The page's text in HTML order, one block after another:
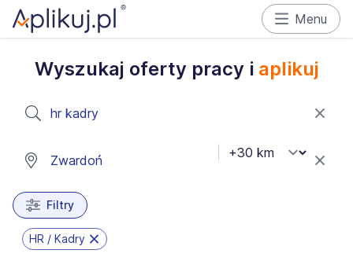
Menu
Wyszukaj oferty pracy i aplikuj
Filtry
HR / Kadry